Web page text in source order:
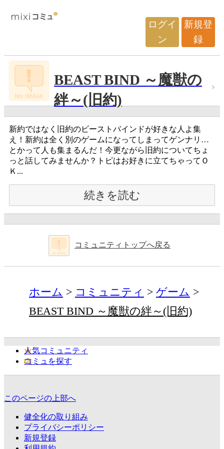
ログイ
ン
新規登
録
BEAST BIND ～魔獣の
絆～(旧約)
新約ではなく旧約のビーストバインドが好きな人よ集
え！新約は全く別のゲームになってしまってゲンナリ…
とかって人も集まるんだ！今更ながら旧約についてちょ
っと話してみませんか？トピはお好きに立てちゃってＯ
Ｋ...
続きを読む
コミュニティトップへ戻る
ホーム コミュニティ
ゲーム
BEAST BIND ～魔獣の絆～(旧約)
人気コミュニティ
コミュを探す
このページの上部へ
健全化の取り組み
プライバシーポリシー
新規登録